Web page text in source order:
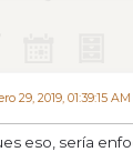
29, 2019, 01:39:15 AM
eso, sería